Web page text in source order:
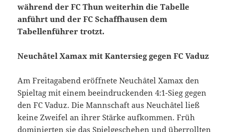
während der FC Thun weiterhin die Tabelle
anführt und der FC Schaffhausen dem
Tabellenführer trotzt.
Neuchâtel Xamax mit Kantersieg gegen FC Vaduz
Am Freitagabend eröffnete Neuchâtel Xamax den
Spieltag mit einem beeindruckenden 4:1-Sieg gegen
den FC Vaduz. Die Mannschaft aus Neuchâtel ließ
keine Zweifel an ihrer Stärke aufkommen. Früh
dominierten sie das Spielgeschehen und überrollten